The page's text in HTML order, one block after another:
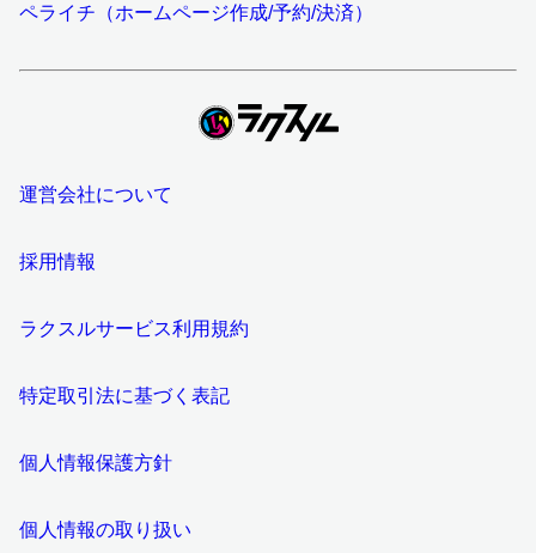
ペライチ（ホームページ作成/予約/決済）
運営会社について
採用情報
ラクスルサービス利用規約
特定取引法に基づく表記
個人情報保護方針
個人情報の取り扱い